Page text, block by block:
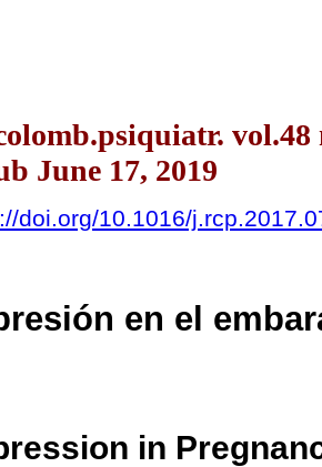
June 17, 2019
doi.org/10.1016/
en el
in